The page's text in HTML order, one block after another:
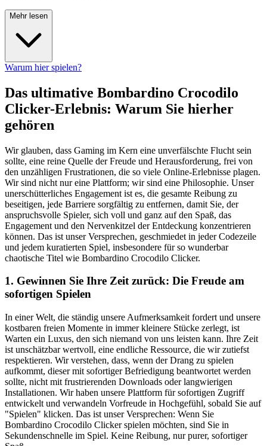
Mehr lesen
Warum hier spielen?
Das ultimative Bombardino Crocodilo
Clicker-Erlebnis: Warum Sie hierher
gehören
Wir glauben, dass Gaming im Kern eine unverfälschte Flucht sein
sollte, eine reine Quelle der Freude und Herausforderung, frei von
den unzähligen Frustrationen, die so viele Online-Erlebnisse plagen.
Wir sind nicht nur eine Plattform; wir sind eine Philosophie. Unser
unerschütterliches Engagement ist es, die gesamte Reibung zu
beseitigen, jede Barriere sorgfältig zu entfernen, damit Sie, der
anspruchsvolle Spieler, sich voll und ganz auf den Spaß, das
Engagement und den Nervenkitzel der Entdeckung konzentrieren
können. Das ist unser Versprechen, geschmiedet in jeder Codezeile
und jedem kuratierten Spiel, insbesondere für so wunderbar
chaotische Titel wie Bombardino Crocodilo Clicker.
1. Gewinnen Sie Ihre Zeit zurück: Die Freude am
sofortigen Spielen
In einer Welt, die ständig unsere Aufmerksamkeit fordert und unsere
kostbaren freien Momente in immer kleinere Stücke zerlegt, ist
Warten ein Luxus, den sich niemand von uns leisten kann. Ihre Zeit
ist unschätzbar wertvoll, eine endliche Ressource, die wir zutiefst
respektieren. Wir verstehen, dass, wenn der Drang zu spielen
aufkommt, dieser mit sofortiger Befriedigung beantwortet werden
sollte, nicht mit frustrierenden Downloads oder langwierigen
Installationen. Wir haben unsere Plattform für sofortigen Zugriff
entwickelt und verwandeln Vorfreude in Hochgefühl, sobald Sie auf
"Spielen" klicken. Das ist unser Versprechen: Wenn Sie
Bombardino Crocodilo Clicker spielen möchten, sind Sie in
Sekundenschnelle im Spiel. Keine Reibung, nur purer, sofortiger